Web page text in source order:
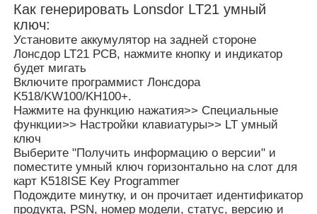
Главная страница
Продукция
Ролики
О Компании
Как генерировать Lonsdor LT21 умный
ключ:
Установите аккумулятор на задней стороне
Лонсдор LT21 PCB, нажмите кнопку и индикатор
будет мигать
Включите программист Лонсдора
K518/KW100/KH100+.
Нажмите на функцию нажатия>> Специальные
функции>> Настройки клавиатуры>> LT умный
ключ
Выберите "Получить информацию о версии" и
поместите умный ключ горизонтально на слот для
карт K518ISE Key Programmer
Подождите минутку, и он прочитает идентификатор
продукта, PSN, номер модели, статус, версию и